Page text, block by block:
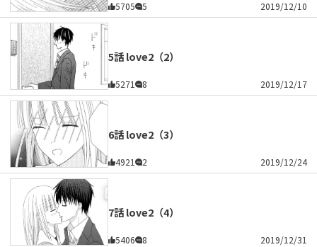
5705 5 2019/12/10
5話 love2（2）
5271 8 2019/12/17
6話 love2（3）
4921 2 2019/12/24
7話 love2（4）
5406 8 2019/12/31